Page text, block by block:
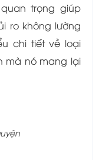
trọng giúp
ro không lường
chi tiết về loại
mà nó mang lại